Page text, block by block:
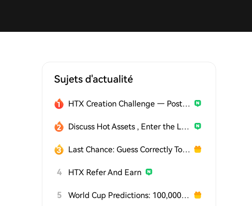
Sujets d'actualité
HTX Creation Challenge — Post and Win 1,500U
Discuss Hot Assets , Enter the Lucky Draw
Last Chance: Guess Correctly Today and Win More
4 HTX Refer And Earn
5 World Cup Predictions: 100,000 USDT Daily